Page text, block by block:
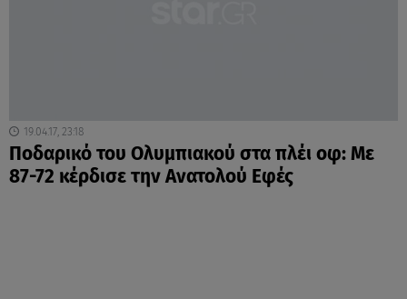
19.04.17, 23:18
Ποδαρικό του Ολυμπιακού στα πλέι οφ: Mε
87-72 κέρδισε την Ανατολού Εφές